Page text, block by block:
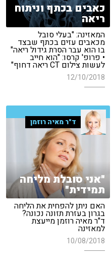
כאבים בכתף וניתוח
ריאה
המאזינה: "בעלי סובל
מכאבים עזים בכתף שבצד
בו הוא עבר הסרת גידול ריאה"
• פרופ' קרסו: "הוא חייב
לעשות צילום CT ריאה דחוף"
12/10/2018
ד"ר מאיה רוזמן
"אני סובלת מליחה
תמידית"
האם ניתן להפחית את הליחה
בגרון בעזרת תזונה נכונה?
ד"ר מאיה רוזמן מייעצת
למאזינה
10/08/2018